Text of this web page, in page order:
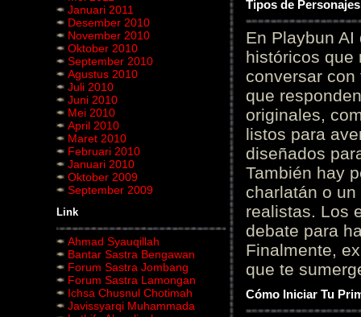
Januari 2011
Desember 2010
November 2010
Oktober 2010
September 2010
Agustus 2010
Juli 2010
Juni 2010
Mei 2010
April 2010
Maret 2010
Februari 2010
Januari 2010
Oktober 2009
September 2009
Link
Ahmad Syauqillah
Bantar Sastra Bengawan
Forum Sastra Jombang
Forum Sastra Lamongan
Ichsa Chusnul Chotimah
Javissyarqi Muhammada
Tipos de
En Playbun
históricos que
conversar
que
originales,
listos para
diseñados
También hay
charlatán o
realistas. Los
debate para
Finalmente,
que te
Cómo Iniciar Tu